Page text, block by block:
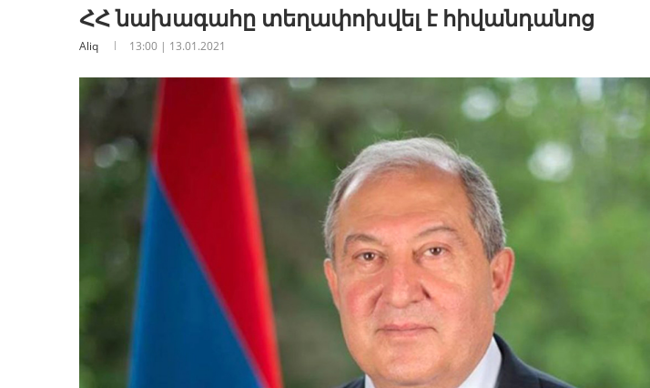
ՀՀ նախագահը տեղափոխվել է հիվանդանոց
Aliq 13:00 | 13.01.2021